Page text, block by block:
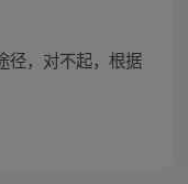
径，对不起，根据